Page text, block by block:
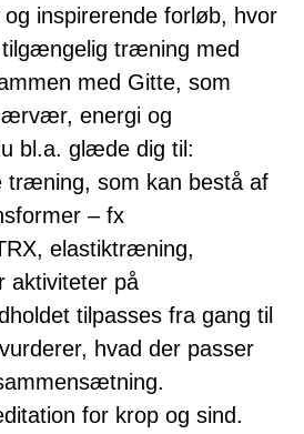
inspirerende forløb, hvor
træning med
med Gitte, som
energi og
bl.a. glæde dig til:
træning, som kan bestå af
– fx
elastiktræning,
på
tilpasses fra gang til
hvad der passer
for krop og sind.